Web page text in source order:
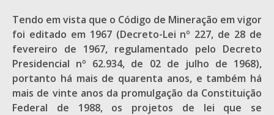
Tendo em vista que o Código de Mineração em vigor
foi editado em 1967 (Decreto-Lei nº 227, de 28 de
fevereiro de 1967, regulamentado pelo Decreto
Presidencial nº 62.934, de 02 de julho de 1968),
portanto há mais de quarenta anos, e também há
mais de vinte anos da promulgação da Constituição
Federal de 1988, os projetos de lei que se